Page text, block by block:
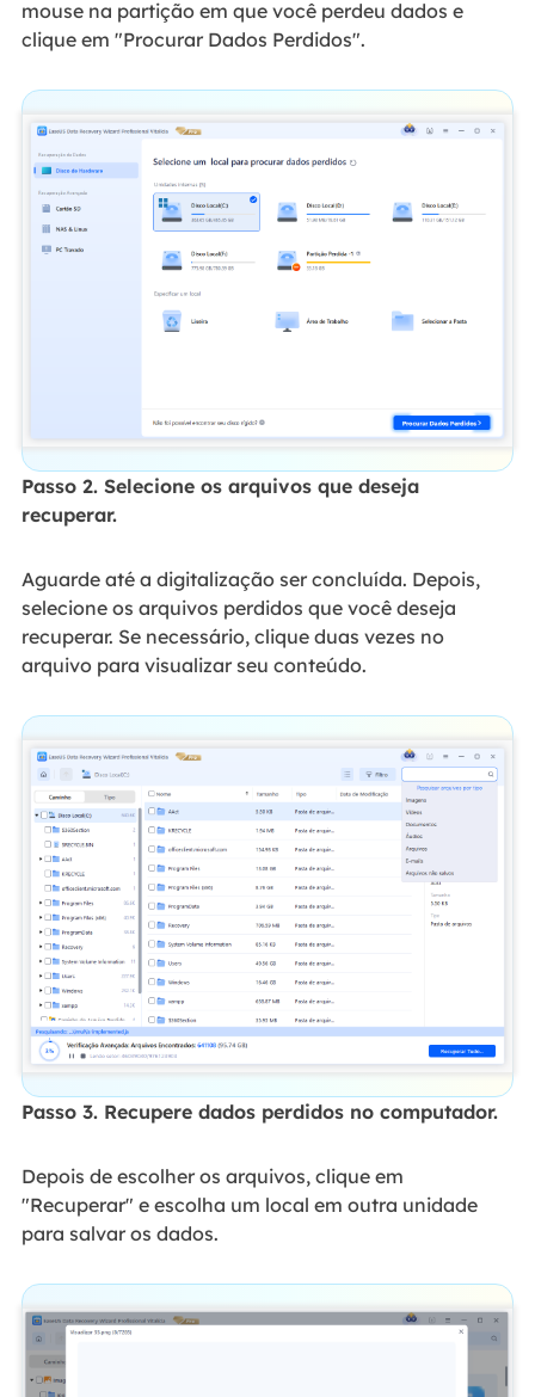
mouse na partição em que você perdeu dados e
clique em "Procurar Dados Perdidos".
Passo 2. Selecione os arquivos que deseja
recuperar.
Aguarde até a digitalização ser concluída. Depois,
selecione os arquivos perdidos que você deseja
recuperar. Se necessário, clique duas vezes no
arquivo para visualizar seu conteúdo.
Passo 3. Recupere dados perdidos no computador.
Depois de escolher os arquivos, clique em
"Recuperar" e escolha um local em outra unidade
para salvar os dados.